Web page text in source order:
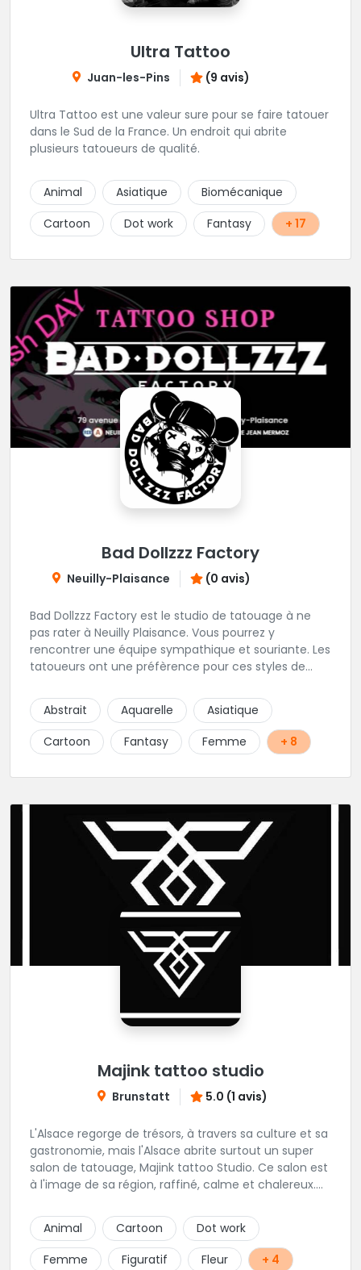
Ultra Tattoo
Juan-les-Pins (9 avis)
Ultra Tattoo est une valeur sure pour se faire tatouer
dans le Sud de la France. Un endroit qui abrite
plusieurs tatoueurs de qualité.
Animal Asiatique
Biomécanique
Cartoon
Dot work Fantasy + 17
Bad Dollzzz Factory
Neuilly-Plaisance (0 avis)
Bad Dollzzz Factory est le studio de tatouage à ne
pas rater à Neuilly Plaisance. Vous pourrez y
rencontrer une équipe sympathique et souriante. Les
tatoueurs ont une préfèrence pour ces styles de
culture et traits fins. Foncez !
Abstrait Aquarelle
Asiatique
Cartoon
Fantasy Femme + 8
Majink tattoo studio
Brunstatt 5.0 (1 avis)
L'Alsace regorge de trésors, à travers sa culture et sa
gastronomie, mais l'Alsace abrite surtout un super
salon de tatouage, Majink tattoo Studio. Ce salon est
à l'image de sa région, raffiné, calme et chalereux.
découvrir son super shop !
Animal Cartoon
Dot work
Femme
Figuratif Fleur + 4